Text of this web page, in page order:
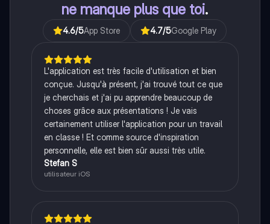
ne manque plus que toi.
4.6/5App Store 4.7/5Google Play
L'application est très facile d'utilisation et bien
conçue. Jusqu'à présent, j'ai trouvé tout ce que
je cherchais et j'ai pu apprendre beaucoup de
choses grâce aux présentations ! Je vais
certainement utiliser l'application pour un travail
en classe ! Et comme source d'inspiration
personnelle, elle est bien sûr aussi très utile.
Stefan S
utilisateur iOS